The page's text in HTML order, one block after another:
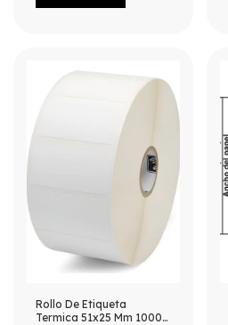
Rollo De Etiqueta
Termica 51x25 Mm 1000